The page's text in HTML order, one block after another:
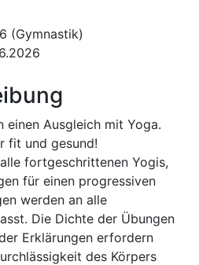
(Gymnastik)
einen Ausgleich mit Yoga.
fit und gesund!
fortgeschrittenen Yogis,
für einen progressiven
wer­den an alle
Die Dichte der Übungen
Erklärungen erfordern
des Körpers